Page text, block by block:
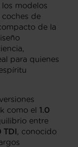
modelos
de
de la
para quienes
como el 1.0
entre
TDI , conocido